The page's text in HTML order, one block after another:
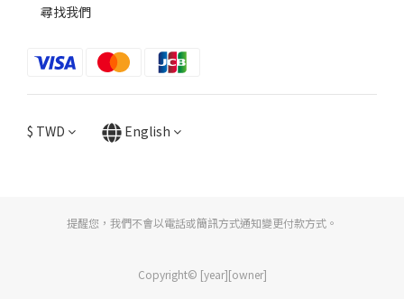
尋找我們
$ TWD English
提醒您，我們不會以電話或簡訊方式通知變更付款方式。
Copyright© [year][owner]